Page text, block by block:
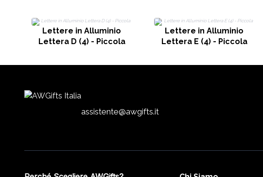
Lettere in Alluminio
Lettera D (4) - Piccola
Lettere in Alluminio
Lettera E (4) - Piccola
assistente@awgifts.it